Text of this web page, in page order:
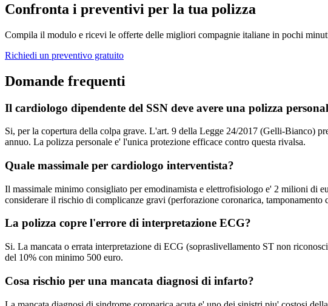
Confronta i preventivi per la tua polizza
Compila il modulo e ricevi le offerte delle migliori compagnie italiane in pochi
Richiedi un preventivo gratuito
Domande frequenti
Il cardiologo dipendente del SSN deve avere una polizza
Si, per la copertura della colpa grave. L'art. 9 della Legge 24/2017 (Gelli-Bianco)
annuo. La polizza personale e' l'unica protezione efficace contro questa rivalsa.
Quale massimale per cardiologo interventista?
Il massimale minimo consigliato per emodinamista e elettrofisiologo e' 2 milioni di
considerare il rischio di complicanze gravi (perforazione coronarica, tamponamento
La polizza copre l'errore di interpretazione ECG?
Si. La mancata o errata interpretazione di ECG (sopraslivellamento ST non
del 10% con minimo 500 euro.
Cosa rischio per una mancata diagnosi di infarto?